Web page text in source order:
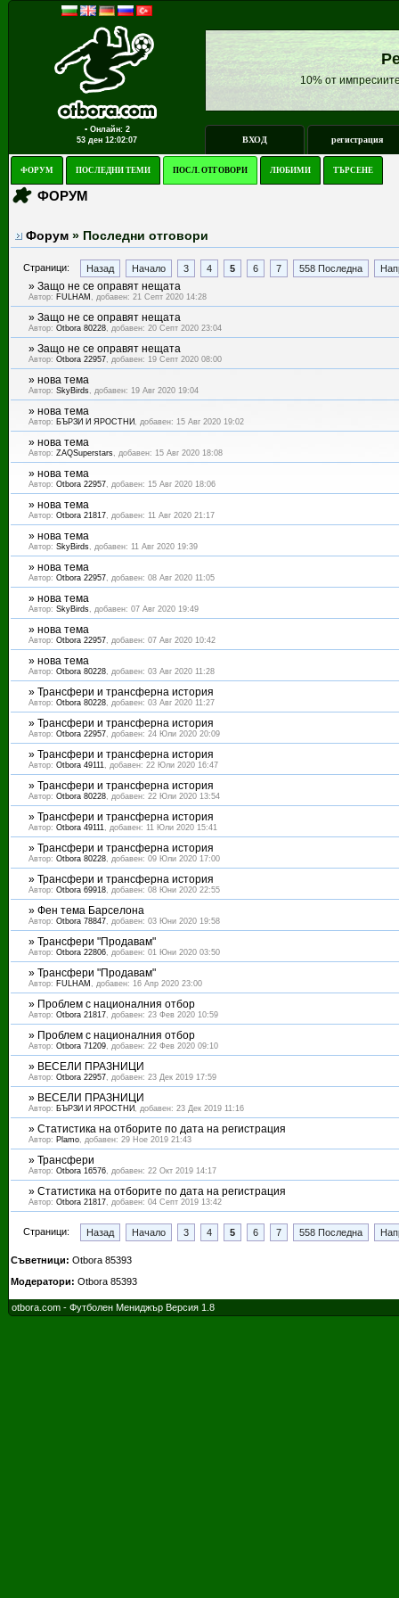
▪ Онлайн: 2
53 ден 12:02:07
10% от
ВХОД регистрация
ФОРУМ ПОСЛЕДНИ ТЕМИ ПОСЛ. ОТГОВОРИ ЛЮБИМИ ТЪРСЕНЕ
ФОРУМ
Форум » Последни отговори
Страници: Назад Начало 3 4 5 6 7 558 Последна
» Защо не се оправят нещата
Автор: FULHAM , добавен: 21 Септ 2020 14:28
» Защо не се оправят нещата
Автор: Otbora 80228, добавен: 20 Септ 2020 23:04
» Защо не се оправят нещата
Автор: Otbora 22957, добавен: 19 Септ 2020 08:00
» нова тема
Автор: SkyBirds, добавен: 19 Авг 2020 19:04
» нова тема
Автор: БЪРЗИ И ЯРОСТНИ , добавен: 15 Авг 2020 19:02
» нова тема
Автор: ZAQSuperstars, добавен: 15 Авг 2020 18:08
» нова тема
Автор: Otbora 22957, добавен: 15 Авг 2020 18:06
» нова тема
Автор: Otbora 21817, добавен: 11 Авг 2020 21:17
» нова тема
Автор: SkyBirds, добавен: 11 Авг 2020 19:39
» нова тема
Автор: Otbora 22957, добавен: 08 Авг 2020 11:05
» нова тема
Автор: SkyBirds, добавен: 07 Авг 2020 19:49
» нова тема
Автор: Otbora 22957, добавен: 07 Авг 2020 10:42
» нова тема
Автор: Otbora 80228, добавен: 03 Авг 2020 11:28
» Трансфери и трансферна история
Автор: Otbora 80228, добавен: 03 Авг 2020 11:27
» Трансфери и трансферна история
Автор: Otbora 22957, добавен: 24 Юли 2020 20:09
» Трансфери и трансферна история
Автор: Otbora 49111, добавен: 22 Юли 2020 16:47
» Трансфери и трансферна история
Автор: Otbora 80228, добавен: 22 Юли 2020 13:54
» Трансфери и трансферна история
Автор: Otbora 49111, добавен: 11 Юли 2020 15:41
» Трансфери и трансферна история
Автор: Otbora 80228, добавен: 09 Юли 2020 17:00
» Трансфери и трансферна история
Автор: Otbora 69918, добавен: 08 Юни 2020 22:55
» Фен тема Барселона
Автор: Otbora 78847, добавен: 03 Юни 2020 19:58
» Трансфери "Продавам"
Автор: Otbora 22806, добавен: 01 Юни 2020 03:50
» Трансфери "Продавам"
Автор: FULHAM , добавен: 16 Апр 2020 23:00
» Проблем с националния отбор
Автор: Otbora 21817, добавен: 23 Фев 2020 10:59
» Проблем с националния отбор
Автор: Otbora 71209, добавен: 22 Фев 2020 09:10
» ВЕСЕЛИ ПРАЗНИЦИ
Автор: Otbora 22957, добавен: 23 Дек 2019 17:59
» ВЕСЕЛИ ПРАЗНИЦИ
Автор: БЪРЗИ И ЯРОСТНИ , добавен: 23 Дек 2019 11:16
» Статистика на отборите по дата на регистрация
Автор: Plamo, добавен: 29 Ное 2019 21:43
» Трансфери
Автор: Otbora 16576, добавен: 22 Окт 2019 14:17
» Статистика на отборите по дата на регистрация
Автор: Otbora 21817, добавен: 04 Септ 2019 13:42
Страници: Назад Начало 3 4 5 6 7 558 Последна
Съветници: Otbora 85393
Модератори: Otbora 85393
otbora.com - Футболен Мениджър Версия 1.8